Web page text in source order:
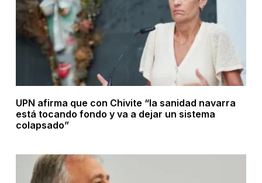
UPN afirma que con Chivite “la sanidad navarra
está tocando fondo y va a dejar un sistema
colapsado”